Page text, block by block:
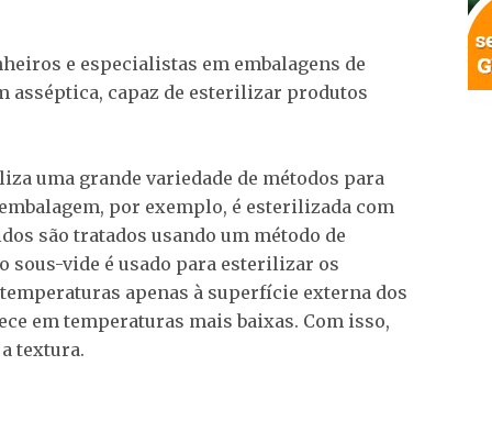
e especialistas em embalagens de
asséptica, capaz de esterilizar produtos
uma grande variedade de métodos para
por exemplo, é esterilizada com
são tratados usando um método de
sous-vide é usado para esterilizar os
apenas à superfície externa dos
em temperaturas mais baixas. Com isso,
textura.